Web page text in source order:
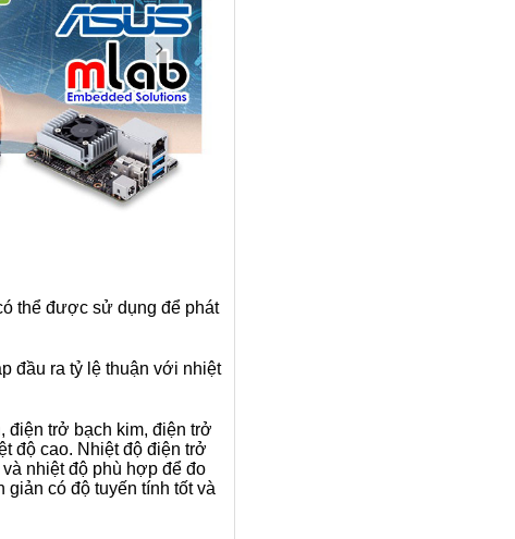
thể được sử dụng để phát
đầu ra tỷ lệ thuận với nhiệt
điện trở bạch kim, điện trở
độ cao. Nhiệt độ điện trở
nhiệt độ phù hợp để đo
có độ tuyến tính tốt và